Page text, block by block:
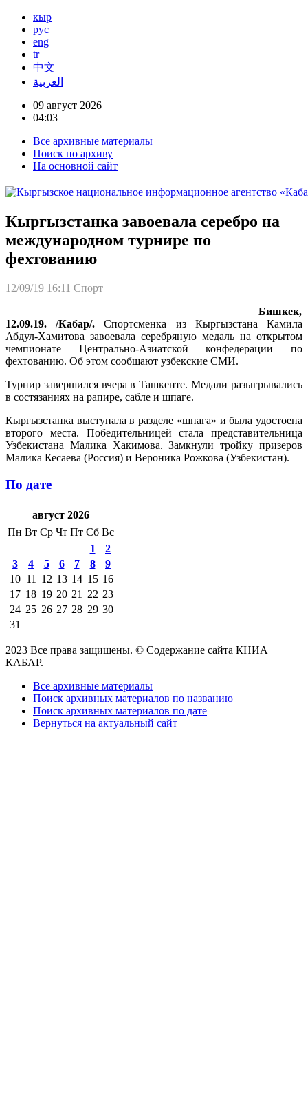
кыр
рус
eng
tr
中文
العربية
09 август 2026
04:03
Все архивные материалы
Поиск по архиву
На основной сайт
Кыргызстанка завоевала серебро на
международном турнире по
фехтованию
12/09/19 16:11 Спорт
Бишкек,
12.09.19. /Кабар/. Спортсменка из Кыргызстана Камила
Абдул-Хамитова завоевала серебряную медаль на открытом
чемпионате Центрально-Азиатской конфедерации по
фехтованию. Об этом сообщают узбекские СМИ.
Турнир завершился вчера в Ташкенте. Медали разыгрывались
в состязаниях на рапире, сабле и шпаге.
Кыргызстанка выступала в разделе «шпага» и была удостоена
второго места. Победительницей стала представительница
Узбекистана Малика Хакимова. Замкнули тройку призеров
Малика Кесаева (Россия) и Вероника Рожкова (Узбекистан).
По дате
август 2026
Пн Вт Ср Чт Пт Сб Вс
1
2
3
4 5 6 7 8
9
10 11 12 13 14 15 16
17 18 19 20 21 22 23
24 25 26 27 28 29 30
31
2023 Все права защищены. © Содержание сайта КНИА
КАБАР.
Все архивные материалы
Поиск архивных материалов по названию
Поиск архивных материалов по дате
Вернуться на актуальный сайт